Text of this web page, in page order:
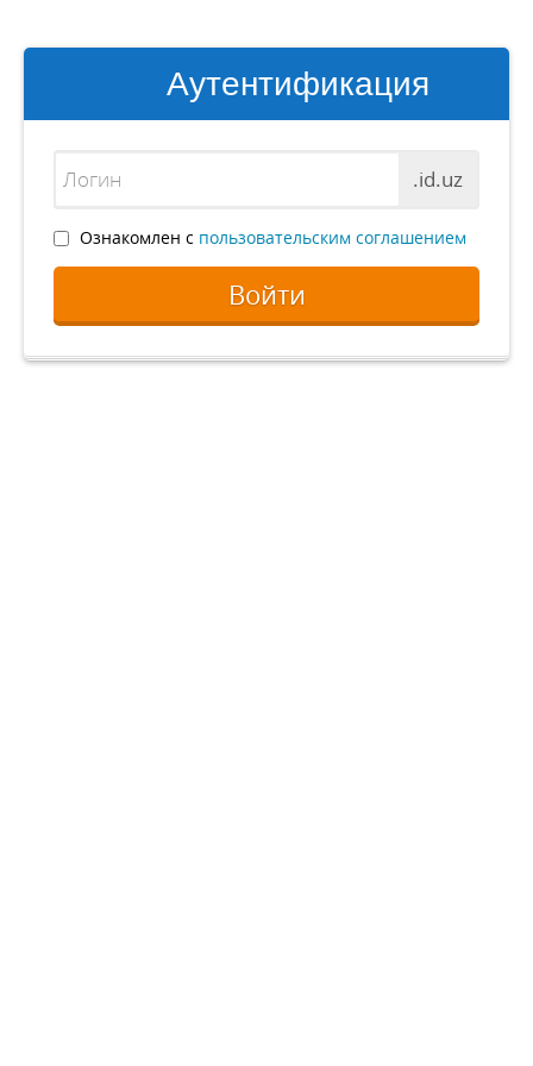
Аутентификация
.id.uz
Ознакомлен с пользовательским соглашением
Войти